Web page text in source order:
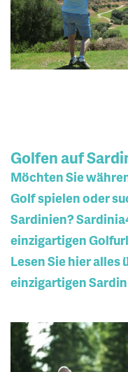
Golfen auf
Möchten Sie
Golf spielen oder
Sardinien?
einzigartigen
Lesen Sie hier alles
einzigartigen